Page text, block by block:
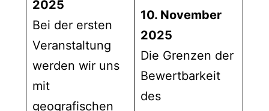
2025
Bei der ersten
Veranstaltung
werden wir uns
mit
geografischen
10. November
2025
Die Grenzen der
Bewertbarkeit
des